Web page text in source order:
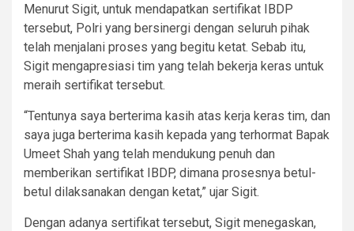
Menurut Sigit, untuk mendapatkan sertifikat IBDP
tersebut, Polri yang bersinergi dengan seluruh pihak
telah menjalani proses yang begitu ketat. Sebab itu,
Sigit mengapresiasi tim yang telah bekerja keras untuk
meraih sertifikat tersebut.
“Tentunya saya berterima kasih atas kerja keras tim, dan
saya juga berterima kasih kepada yang terhormat Bapak
Umeet Shah yang telah mendukung penuh dan
memberikan sertifikat IBDP, dimana prosesnya betul-
betul dilaksanakan dengan ketat,” ujar Sigit.
Dengan adanya sertifikat tersebut, Sigit menegaskan,